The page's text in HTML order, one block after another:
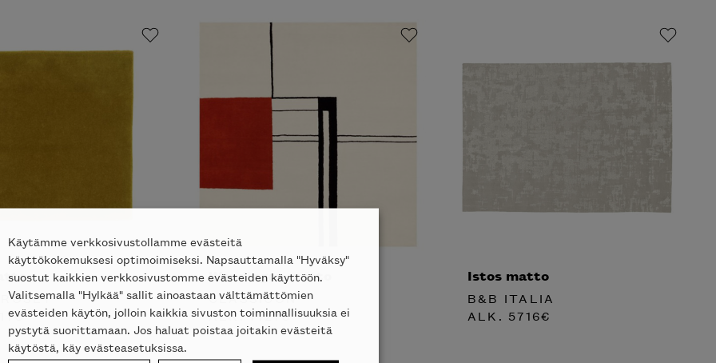
€
Wendingen matto
CLASSICON
ALK.7127€
Istos matto
B&B ITALIA
ALK. 5716€
Käytämme verkkosivustollamme evästeitä
käyttökokemuksesi optimoimiseksi. Napsauttamalla "Hyväksy"
suostut kaikkien verkkosivustomme evästeiden käyttöön.
Valitsemalla "Hylkää" sallit ainoastaan välttämättömien
evästeiden käytön, jolloin kaikkia sivuston toiminnallisuuksia ei
pystytä suorittamaan. Jos haluat poistaa joitakin evästeitä
käytöstä, käy evästeasetuksissa.